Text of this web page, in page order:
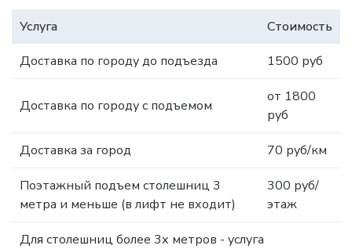
Услуга
Стоимость
Доставка по городу до подъезда
1500 руб
Доставка по городу с подъемом
от 1800
руб
Доставка за город 70 руб/км
Поэтажный подъем столешниц 3
метра и меньше (в лифт не входит)
300 руб/
этаж
Для столешниц более 3х метров - услуга